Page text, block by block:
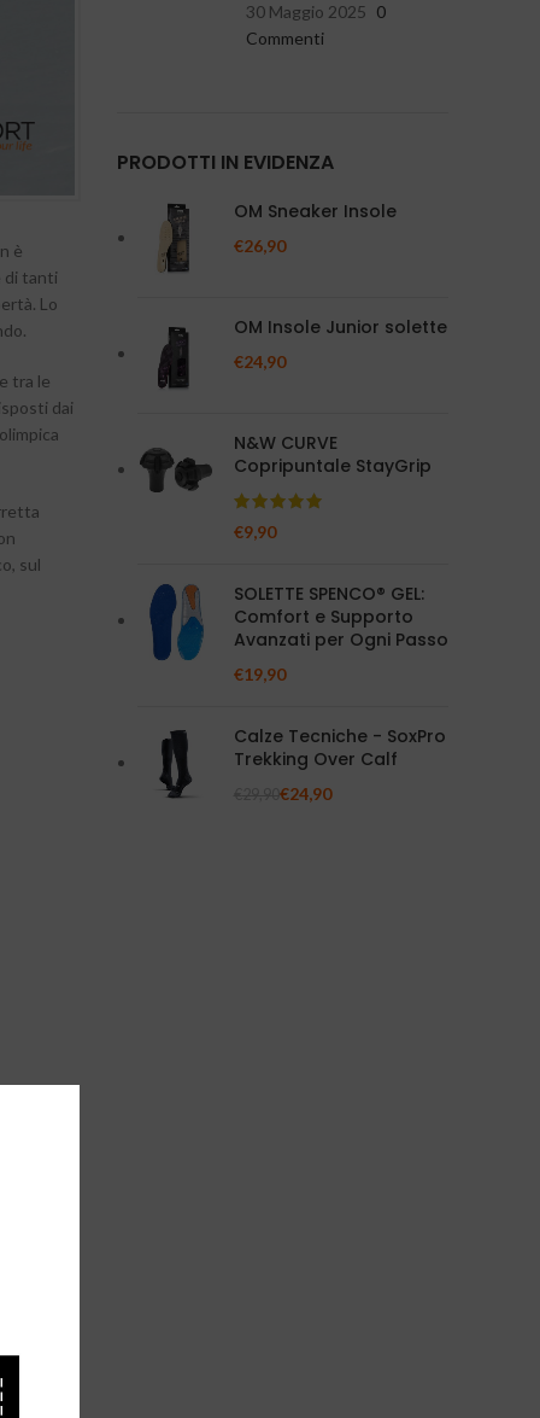
è
di tanti
Lo
tra le
dai
sul
30 Maggio 2025 0
Commenti
PRODOTTI IN EVIDENZA
OM Sneaker Insole
€26,90
OM Insole Junior solette
€24,90
N&W CURVE
Copripuntale StayGrip
€9,90
SOLETTE SPENCO® GEL:
Comfort e Supporto
Avanzati per Ogni Passo
€19,90
Calze Tecniche - SoxPro
Trekking Over Calf
€24,90